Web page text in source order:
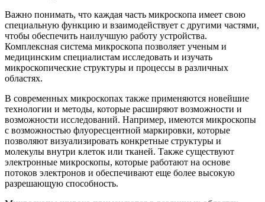
Важно понимать, что каждая часть микроскопа имеет свою
специальную функцию и взаимодействует с другими частями,
чтобы обеспечить наилучшую работу устройства.
Комплексная система микроскопа позволяет ученым и
медицинским специалистам исследовать и изучать
микроскопические структуры и процессы в различных
областях.
В современных микроскопах также применяются новейшие
технологии и методы, которые расширяют возможности и
возможности исследований. Например, имеются микроскопы
с возможностью флуоресцентной маркировки, которые
позволяют визуализировать конкретные структуры и
молекулы внутри клеток или тканей. Также существуют
электронные микроскопы, которые работают на основе
потоков электронов и обеспечивают еще более высокую
разрешающую способность.